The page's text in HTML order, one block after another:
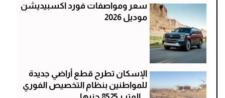
سعر ومواصفات فورد اكسبيديشن
موديل 2026
الإسكان تطرح قطع أراضي جديدة
للمواطنين بنظام التخصيص الفوري